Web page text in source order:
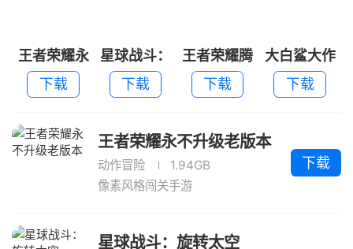
王者荣耀永
不升级老版
本
下载
星球战斗：
旋转太空
下载
王者荣耀腾
讯手机版
下载
大白鲨大作
战2026
下载
王者荣耀永不升级老版本
动作冒险
1.94GB
像素风格闯关手游
下载
星球战斗：旋转太空